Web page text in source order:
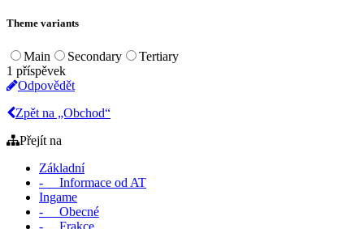
Theme variants
Main Secondary
Tertiary
1 příspěvek
Odpovědět
Zpět na „Obchod“
Přejít na
Základní
- Informace od AT
Ingame
- Obecné